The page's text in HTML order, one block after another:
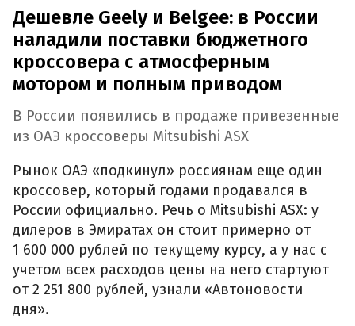
Дешевле Geely и Belgee: в России
наладили поставки бюджетного
кроссовера с атмосферным
мотором и полным приводом
В России появились в продаже привезенные
из ОАЭ кроссоверы Mitsubishi ASX
Рынок ОАЭ «подкинул» россиянам еще один
кроссовер, который годами продавался в
России официально. Речь о Mitsubishi ASX: у
дилеров в Эмиратах он стоит примерно от
1 600 000 рублей по текущему курсу, а у нас с
учетом всех расходов цены на него стартуют
от 2 251 800 рублей, узнали «Автоновости
дня».